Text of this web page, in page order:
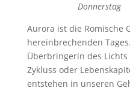
Donnerstag
Aurora ist die Römische
hereinbrechenden
Überbringerin des
Zykluss oder
entstehen in unseren